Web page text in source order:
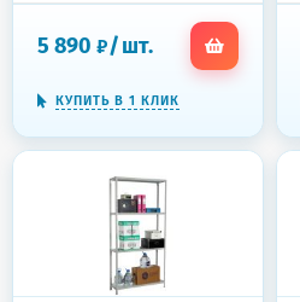
5 890 ₽/шт.
КУПИТЬ В 1 КЛИК